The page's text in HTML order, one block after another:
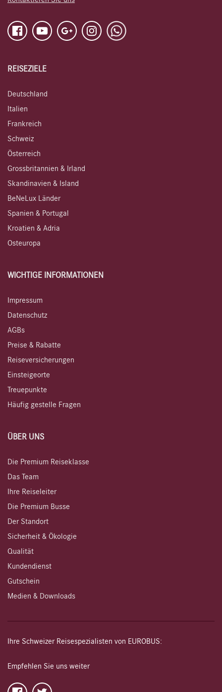
REISEZIELE
Deutschland
Italien
Frankreich
Schweiz
Österreich
Grossbritannien & Irland
Skandinavien & Island
BeNeLux Länder
Spanien & Portugal
Kroatien & Adria
Osteuropa
WICHTIGE INFORMATIONEN
Impressum
Datenschutz
AGBs
Preise & Rabatte
Reiseversicherungen
Einsteigeorte
Treuepunkte
Häufig gestelle Fragen
ÜBER UNS
Die Premium Reiseklasse
Das Team
Ihre Reiseleiter
Die Premium Busse
Der Standort
Sicherheit & Ökologie
Qualität
Kundendienst
Gutschein
Medien & Downloads
Ihre Schweizer Reisespezialisten von EUROBUS:
Empfehlen Sie uns weiter